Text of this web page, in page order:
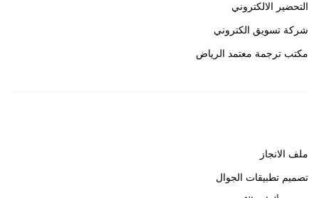
التحضير الالكتروني
شركة تسويق الكتروني
مكتب ترجمة معتمد الرياض
ملف الانجاز
تصميم تطبيقات الجوال